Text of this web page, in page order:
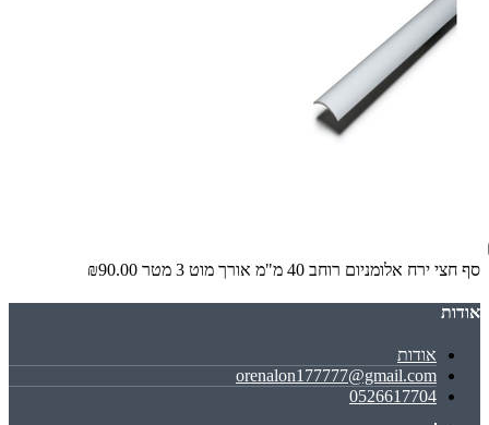
סף חצי ירח אלומניום רוחב 40 מ"מ אורך מוט 3 מטר ₪90.00
אודות
אודות
orenalon177777@gmail.com
0526617704